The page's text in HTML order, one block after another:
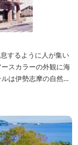
するように人が集い
スカラーの外観に海
は伊勢志摩の自然保
えています。 和食・
泊のお客様は途中出
す。